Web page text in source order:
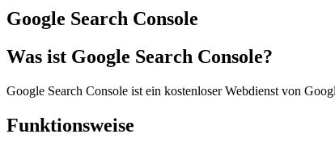
Google Search Console
Was ist Google Search Console?
Google Search Console ist ein kostenloser Webdienst von
Funktionsweise